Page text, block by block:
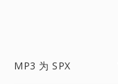
MP3 为 SPX